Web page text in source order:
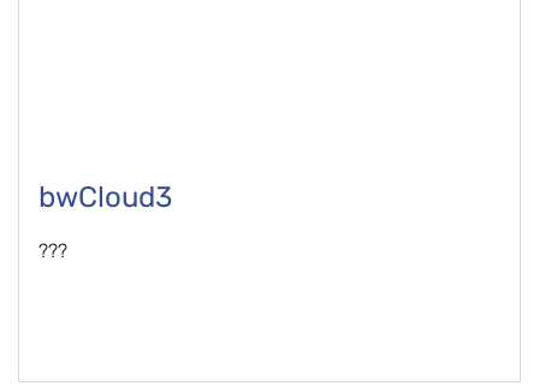
bwCloud3
???